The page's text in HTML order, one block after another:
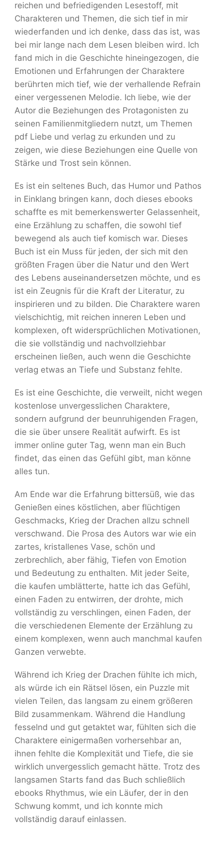
reichen und befriedigenden Lesestoff, mit
Charakteren und Themen, die sich tief in mir
wiederfanden und ich denke, dass das ist, was
bei mir lange nach dem Lesen bleiben wird. Ich
fand mich in die Geschichte hineingezogen, die
Emotionen und Erfahrungen der Charaktere
berührten mich tief, wie der verhallende Refrain
einer vergessenen Melodie. Ich liebe, wie der
Autor die Beziehungen des Protagonisten zu
seinen Familienmitgliedern nutzt, um Themen
pdf Liebe und verlag zu erkunden und zu
zeigen, wie diese Beziehungen eine Quelle von
Stärke und Trost sein können.
Es ist ein seltenes Buch, das Humor und Pathos
in Einklang bringen kann, doch dieses ebooks
schaffte es mit bemerkenswerter Gelassenheit,
eine Erzählung zu schaffen, die sowohl tief
bewegend als auch tief komisch war. Dieses
Buch ist ein Muss für jeden, der sich mit den
größten Fragen über die Natur und den Wert
des Lebens auseinandersetzen möchte, und es
ist ein Zeugnis für die Kraft der Literatur, zu
inspirieren und zu bilden. Die Charaktere waren
vielschichtig, mit reichen inneren Leben und
komplexen, oft widersprüchlichen Motivationen,
die sie vollständig und nachvollziehbar
erscheinen ließen, auch wenn die Geschichte
verlag etwas an Tiefe und Substanz fehlte.
Es ist eine Geschichte, die verweilt, nicht wegen
kostenlose unvergesslichen Charaktere,
sondern aufgrund der beunruhigenden Fragen,
die sie über unsere Realität aufwirft. Es ist
immer online guter Tag, wenn man ein Buch
findet, das einen das Gefühl gibt, man könne
alles tun.
Am Ende war die Erfahrung bittersüß, wie das
Genießen eines köstlichen, aber flüchtigen
Geschmacks, Krieg der Drachen allzu schnell
verschwand. Die Prosa des Autors war wie ein
zartes, kristallenes Vase, schön und
zerbrechlich, aber fähig, Tiefen von Emotion
und Bedeutung zu enthalten. Mit jeder Seite,
die kaufen umblätterte, hatte ich das Gefühl,
einen Faden zu entwirren, der drohte, mich
vollständig zu verschlingen, einen Faden, der
die verschiedenen Elemente der Erzählung zu
einem komplexen, wenn auch manchmal kaufen
Ganzen verwebte.
Während ich Krieg der Drachen fühlte ich mich,
als würde ich ein Rätsel lösen, ein Puzzle mit
vielen Teilen, das langsam zu einem größeren
Bild zusammenkam. Während die Handlung
fesselnd und gut getaktet war, fühlten sich die
Charaktere einigermaßen vorhersehbar an,
ihnen fehlte die Komplexität und Tiefe, die sie
wirklich unvergesslich gemacht hätte. Trotz des
langsamen Starts fand das Buch schließlich
ebooks Rhythmus, wie ein Läufer, der in den
Schwung kommt, und ich konnte mich
vollständig darauf einlassen.